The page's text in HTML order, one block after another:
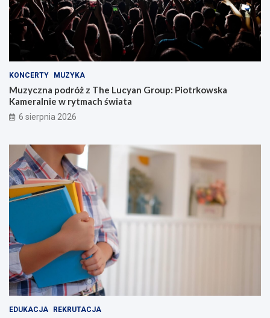
KONCERTY MUZYKA
Muzyczna podróż z The Lucyan Group: Piotrkowska
Kameralnie w rytmach świata
6 sierpnia 2026
EDUKACJA REKRUTACJA